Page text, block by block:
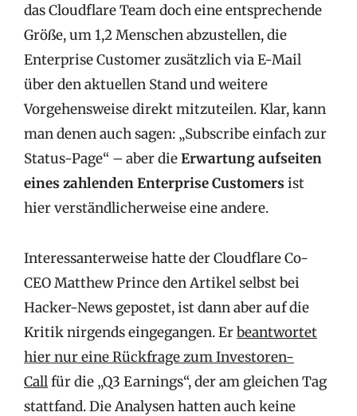
das Cloudflare Team doch eine entsprechende
Größe, um 1,2 Menschen abzustellen, die
Enterprise Customer zusätzlich via E-Mail
über den aktuellen Stand und weitere
Vorgehensweise direkt mitzuteilen. Klar, kann
man denen auch sagen: „Subscribe einfach zur
Status-Page“ – aber dieErwartung aufseiten
eines zahlenden Enterprise Customers ist
hier verständlicherweise eine andere.
Interessanterweise hatte der Cloudflare Co-
CEO Matthew Prince den Artikel selbst bei
Hacker-News gepostet, ist dann aber auf die
Kritik nirgends eingegangen. Erbeantwortet
hier nur eine Rückfrage zum Investoren-
Callfür die „Q3 Earnings“, der am gleichen Tag
stattfand. Die Analysen hatten auch keine